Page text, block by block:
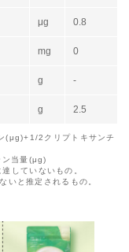
μg 0.8
mg 0
g -
g 2.5
(μg)+1/2クリプトキサンチ
当量(μg)
していないもの。
いと推定されるもの。